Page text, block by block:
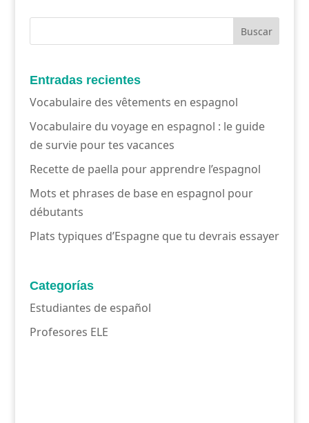
Entradas recientes
Vocabulaire des vêtements en espagnol
Vocabulaire du voyage en espagnol : le guide
de survie pour tes vacances
Recette de paella pour apprendre l’espagnol
Mots et phrases de base en espagnol pour
débutants
Plats typiques d’Espagne que tu devrais essayer
Categorías
Estudiantes de español
Profesores ELE